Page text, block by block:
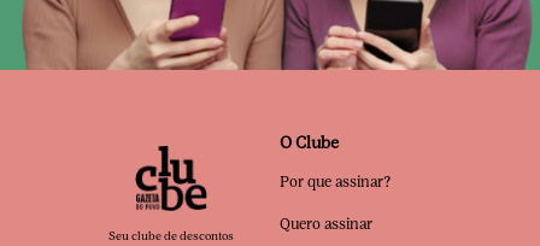
Seu clube de descontos
O Clube
Por que assinar?
Quero assinar